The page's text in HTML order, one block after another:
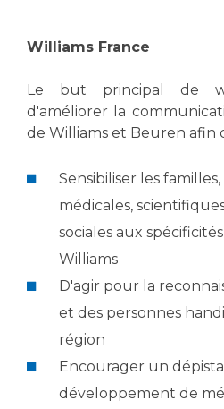
Williams France
Le but principal de
d'améliorer la
de Williams et Beuren afin
Sensibiliser les
médicales,
sociales aux
Williams
D'agir pour la
et des personnes
région
Encourager un
développement de